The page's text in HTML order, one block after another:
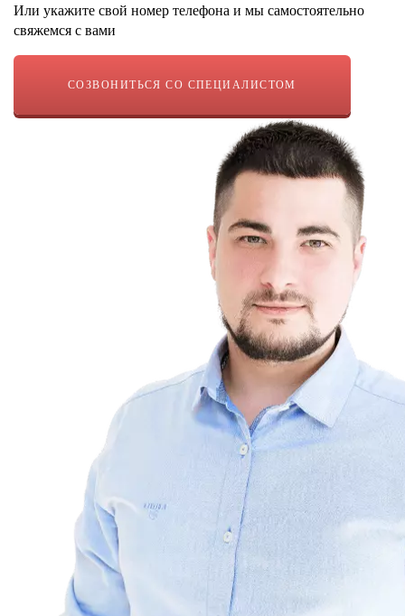
Или укажите свой номер телефона и мы самостоятельно
свяжемся с вами
СОЗВОНИТЬСЯ СО СПЕЦИАЛИСТОМ